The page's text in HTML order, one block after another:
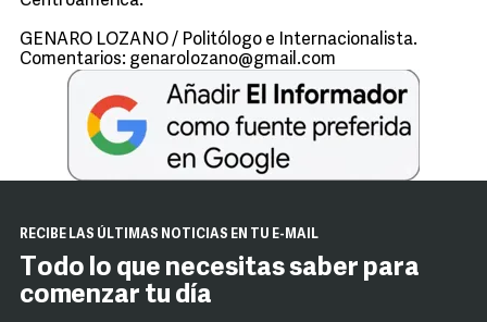
GENARO LOZANO / Politólogo e Internacionalista.
Comentarios: genarolozano@gmail.com
RECIBE LAS ÚLTIMAS NOTICIAS EN TU E-MAIL
Todo lo que necesitas saber para
comenzar tu día